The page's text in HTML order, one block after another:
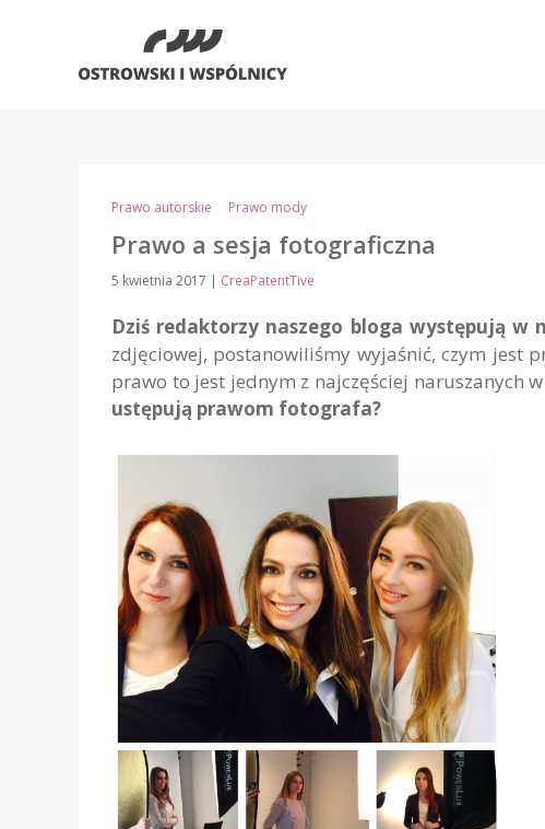
Prawo autorskie Prawo mody
Prawo a sesja fotograficzna
5 kwietnia 2017 | CreaPatentTive
Dziś redaktorzy naszego bloga występują w
zdjęciowej, postanowiliśmy wyjaśnić, czym jest
prawo to jest jednym z najczęściej naruszanych
ustępują prawom fotografa?